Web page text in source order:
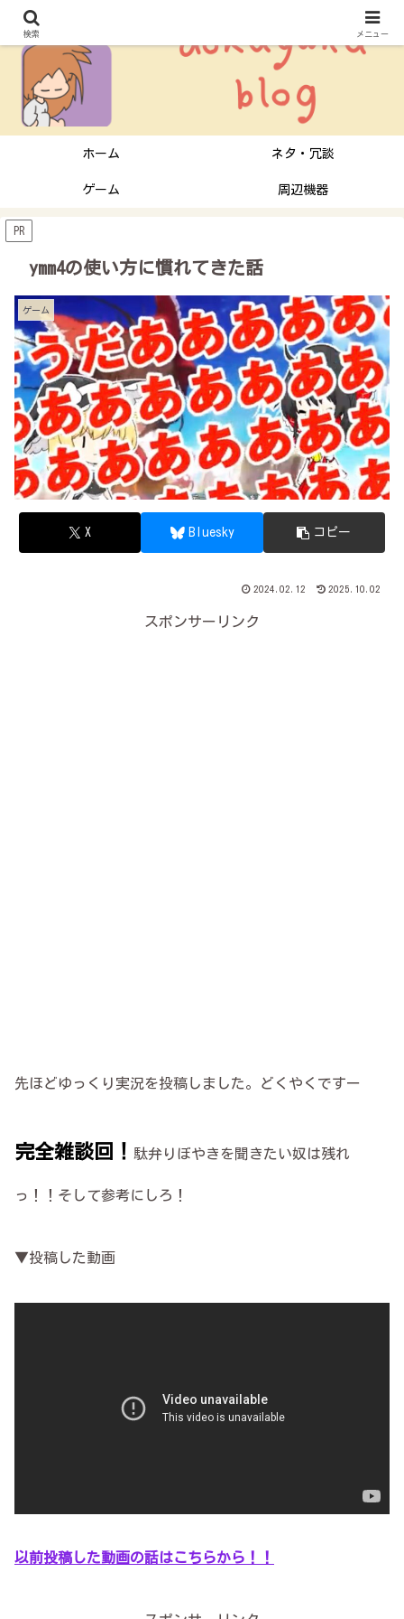
ホーム ネタ・冗談
ゲーム 周辺機器
PR
ymm4の使い方に慣れてきた話
ゲーム
X Bluesky コピー
2024.02.12 2025.10.02
スポンサーリンク
先ほどゆっくり実況を投稿しました。どくやくですー
完全雑談回！ 駄弁りぼやきを聞きたい奴は残れ
っ！！そして参考にしろ！
▼投稿した動画
以前投稿した動画の話はこちらから！！
検索 メニュー